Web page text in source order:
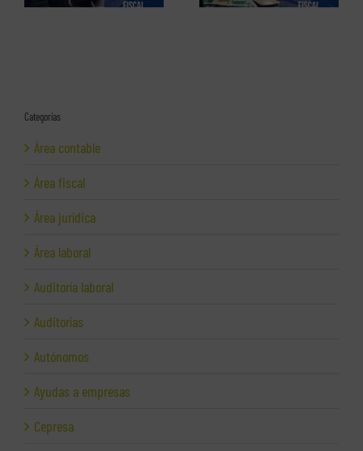
Categorías
Área contable
Área fiscal
Área jurídica
Área laboral
Auditoría laboral
Auditorías
Autónomos
Ayudas a empresas
Cepresa